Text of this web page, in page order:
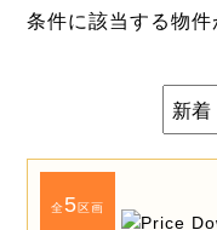
条件に該当する物件
全5区画